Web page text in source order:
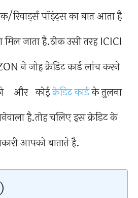
पॉइंट्स का बात आता है
जाता है.ठीक उसी तरह ICICI
ने जोह क्रेडिट कार्ड लांच करने
और कोईक्रेडिट कार्डके तुलना
है.तोह चलिए इस क्रेडिट के
आपको बाताते है.